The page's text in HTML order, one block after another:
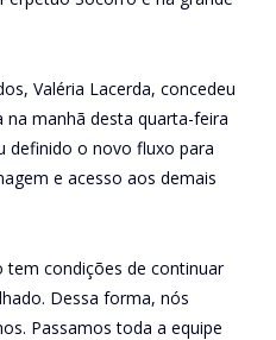
Valéria Lacerda, concedeu
manhã desta quarta-feira
definido o novo fluxo para
e acesso aos demais
tem condições de continuar
Dessa forma, nós
Passamos toda a equipe